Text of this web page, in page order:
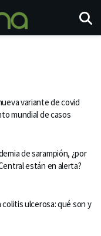
variante de covid
mundial de casos
de sarampión, ¿por
están en alerta?
ulcerosa: qué son y